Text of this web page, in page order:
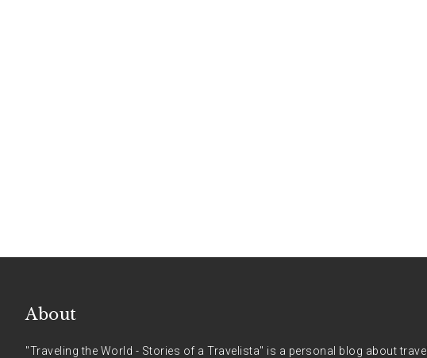
About
"Traveling the World - Stories of a Travelista" is a personal blog about travel